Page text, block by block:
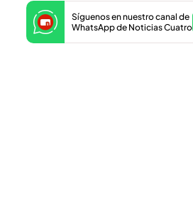
Síguenos en nuestro canal de
WhatsApp de Noticias Cuatro